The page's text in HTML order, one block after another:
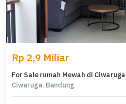
Rp 2,9 Miliar
For Sale rumah Mewah di
Ciwaruga, Bandung